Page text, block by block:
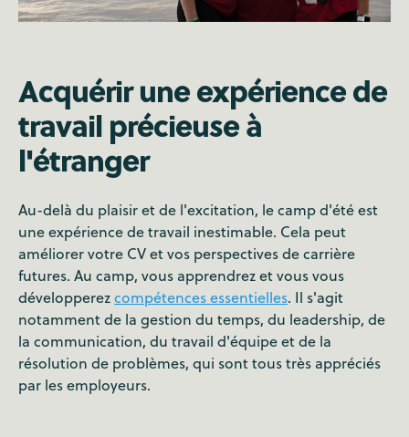
Acquérir une expérience de
travail précieuse à
l'étranger
Au-delà du plaisir et de l'excitation, le camp d'été est
une expérience de travail inestimable. Cela peut
améliorer votre CV et vos perspectives de carrière
futures. Au camp, vous apprendrez et vous vous
développerezcompétences essentielles. Il s'agit
notamment de la gestion du temps, du leadership, de
la communication, du travail d'équipe et de la
résolution de problèmes, qui sont tous très appréciés
par les employeurs.